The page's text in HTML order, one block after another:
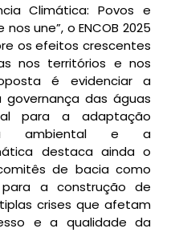
Climática: Povos e
une”, o ENCOB 2025
os efeitos crescentes
nos territórios e nos
é evidenciar a
das águas
para a adaptação
ambiental e a
destaca ainda o
de bacia como
a construção de
crises que afetam
e a qualidade da